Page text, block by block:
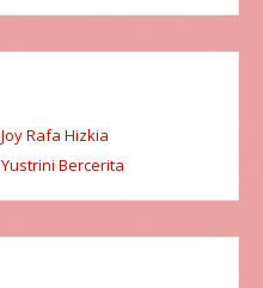
Joy Rafa Hizkia
Yustrini Bercerita